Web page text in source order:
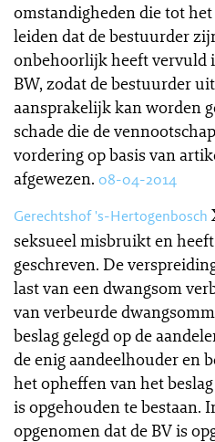
omstandigheden die tot
leiden dat de bestuurder
onbehoorlijk heeft vervuld
BW, zodat de bestuurder
aansprakelijk kan worden
schade die de
vordering op basis van
afgewezen. 08-04-2014
Gerechtshof 's-Hertogenbosch
seksueel misbruikt en
geschreven. De
last van een dwangsom
van verbeurde
beslag gelegd op de
de enig aandeelhouder en
het opheffen van het
is opgehouden te bestaan.
opgenomen dat de BV is